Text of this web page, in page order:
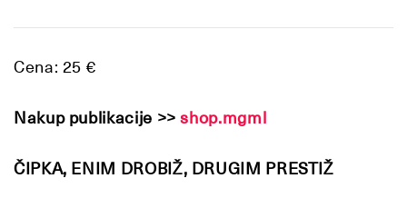
Cena: 25 €
Nakup publikacije >>shop.mgml
ČIPKA, ENIM DROBIŽ, DRUGIM PRESTIŽ